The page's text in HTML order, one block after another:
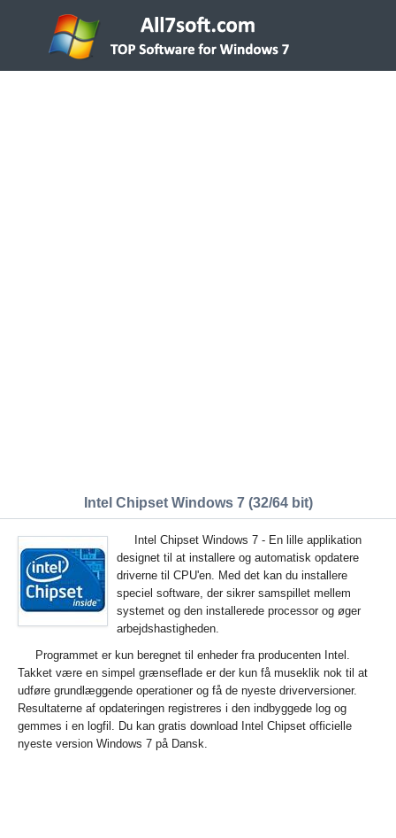
Intel Chipset Windows 7 (32/64 bit)
Intel Chipset Windows 7 - En lille applikation
designet til at installere og automatisk opdatere
driverne til CPU'en. Med det kan du installere
speciel software, der sikrer samspillet mellem
systemet og den installerede processor og øger
arbejdshastigheden.
Programmet er kun beregnet til enheder fra producenten Intel.
Takket være en simpel grænseflade er der kun få museklik nok til at
udføre grundlæggende operationer og få de nyeste driverversioner.
Resultaterne af opdateringen registreres i den indbyggede log og
gemmes i en logfil. Du kan gratis download Intel Chipset officielle
nyeste version Windows 7 på Dansk.